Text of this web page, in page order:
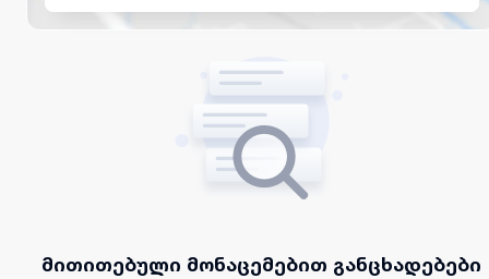
მითითებული მონაცემებით განცხადებები